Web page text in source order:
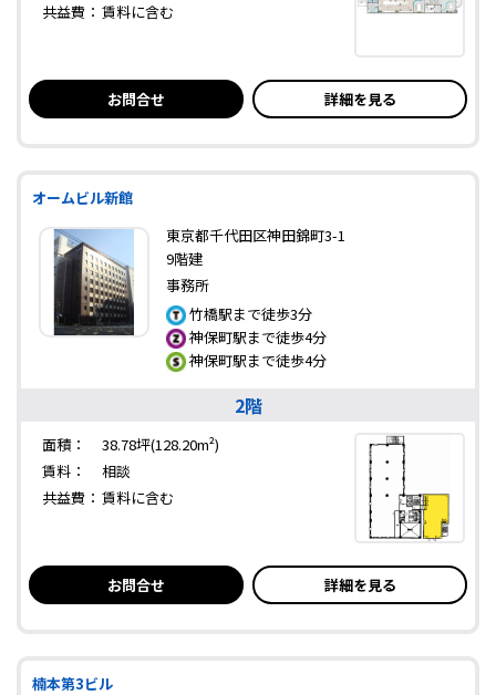
共益費： 賃料に含む
お問合せ 詳細を見る
オームビル新館
東京都千代田区神田錦町3-1
9階建
事務所
竹橋駅まで徒歩3分
神保町駅まで徒歩4分
神保町駅まで徒歩4分
2階
面積：
38.78坪(128.20m²)
賃料：
相談
共益費： 賃料に含む
お問合せ 詳細を見る
楠本第3ビル